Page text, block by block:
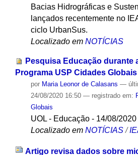
Bacias Hidrográficas e
lançados recentemente no
ciclo UrbanSus.
Localizado em NOTÍCIAS
Pesquisa Educação durante
Programa USP Cidades Globais
por Maria Leonor de Calasans —
24/08/2020 16:50 — registrado em:
Globais
UOL - Educação - 14/08/2020
Localizado em NOTÍCIAS /
Artigo revisa dados sobre